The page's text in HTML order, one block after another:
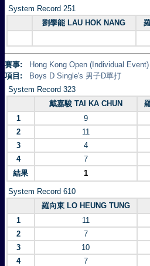
System Record 251
劉學能 LAU HOK NANG
賽事:
Hong Kong Open (Individual
項目:
Boys D Single's 男子D單打
System Record 323
戴嘉駿 TAI KA CHUN
1
9
2
11
3
4
4
7
結果
1
System Record 610
羅向東 LO HEUNG TUNG
1
11
2
7
3
10
4
7